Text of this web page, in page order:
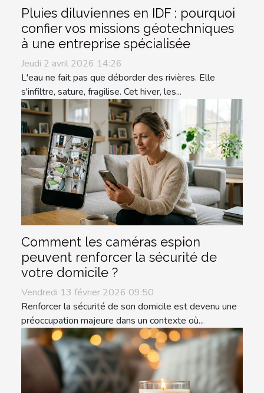
Pluies diluviennes en IDF : pourquoi
confier vos missions géotechniques
à une entreprise spécialisée
Jeudi 2 avril 2026 14:26
L'eau ne fait pas que déborder des rivières. Elle
s'infiltre, sature, fragilise. Cet hiver, les...
Comment les caméras espion
peuvent renforcer la sécurité de
votre domicile ?
Vendredi 13 février 2026 09:50
Renforcer la sécurité de son domicile est devenu une
préoccupation majeure dans un contexte où...